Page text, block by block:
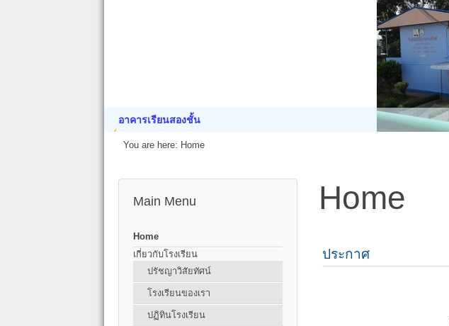
อาคารเรียนสองชั้น
You are here: Home
Main Menu
Home
เกี่ยวกับโรงเรียน
ปรัชญาวิสัยทัศน์
โรงเรียนของเรา
ปฏิทินโรงเรียน
Home
ประกาศ